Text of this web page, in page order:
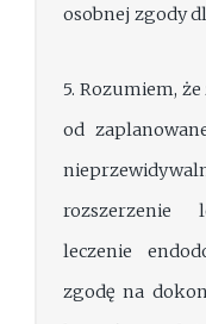
osobnej zgody
5. Rozumiem,
od
rozszerzenie
leczenie
zgodę na